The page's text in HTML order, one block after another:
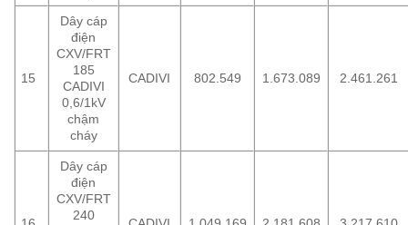
15
Dây cáp
điện
CXV/FRT
185
CADIVI
0,6/1kV
chậm
cháy
CADIVI 802.549 1.673.089 2.461.261
Dây cáp
điện
CXV/FRT
240